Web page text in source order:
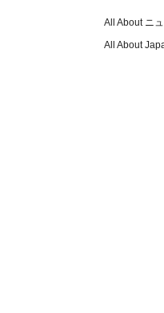
All About ニ
All About